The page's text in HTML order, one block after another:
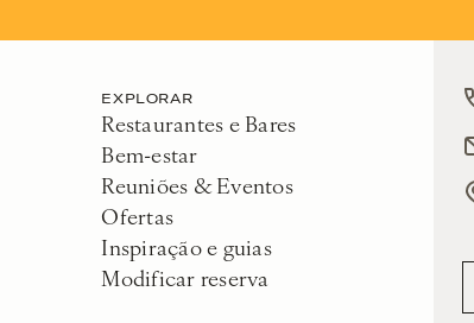
EXPLORAR
Restaurantes e Bares
Bem-estar
Reuniões & Eventos
Ofertas
Inspiração e guias
Modificar reserva